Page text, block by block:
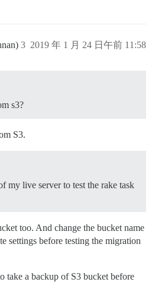
2019 年 1 月 24 日午前 11:58
3
s3?
S3.
my live server to test the rake task
too. And change the bucket name
settings before testing the migration
take a backup of S3 bucket before